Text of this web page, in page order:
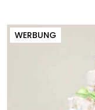
WERBUNG